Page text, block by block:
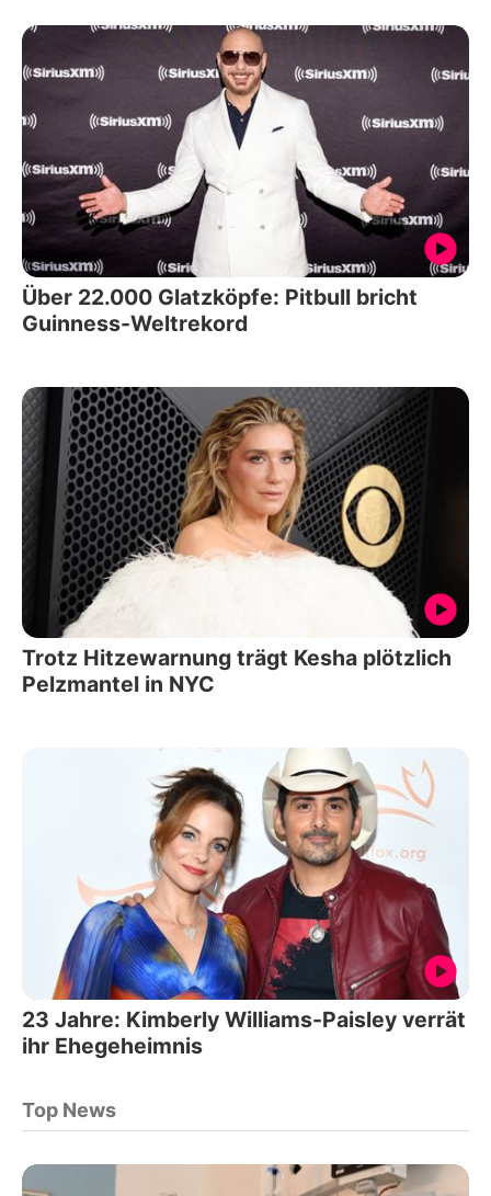
Über 22.000 Glatzköpfe: Pitbull bricht
Guinness-Weltrekord
Trotz Hitzewarnung trägt Kesha plötzlich
Pelzmantel in NYC
23 Jahre: Kimberly Williams-Paisley verrät
ihr Ehegeheimnis
Top News